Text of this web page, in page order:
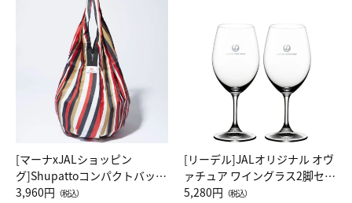
[マーナxJALショッピン
グ]Shupattoコンパクトバッグ
Drop JAL客室乗務員（LC）ス
3,960円 （税込）
[リーデル]JALオリジナル オヴ
ァチュア ワイングラス2脚セッ
ト（レッドワイン）
5,280円 （税込）